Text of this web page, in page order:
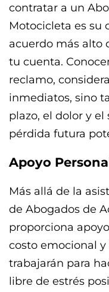
contratar a un
Motocicleta es su
acuerdo más alto
tu cuenta.
reclamo,
inmediatos, sino
plazo, el dolor y
pérdida futura
Apoyo
Más allá de la
de Abogados de
proporciona
costo emocional
trabajarán para
libre de estrés